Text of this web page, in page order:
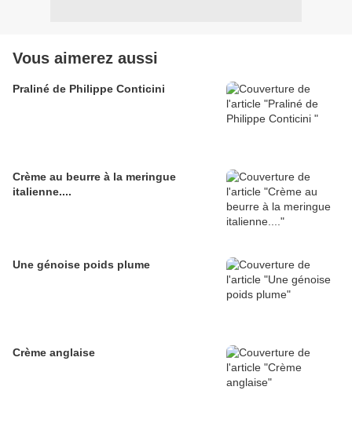
Vous aimerez aussi
Praliné de Philippe Conticini
Crème au beurre à la meringue
italienne....
Une génoise poids plume
Crème anglaise